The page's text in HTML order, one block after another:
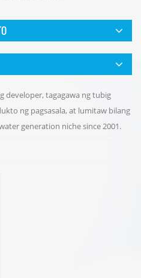
developer, tagagawa ng tubig
ng pagsasala, at lumitaw bilang
generation niche since 2001.